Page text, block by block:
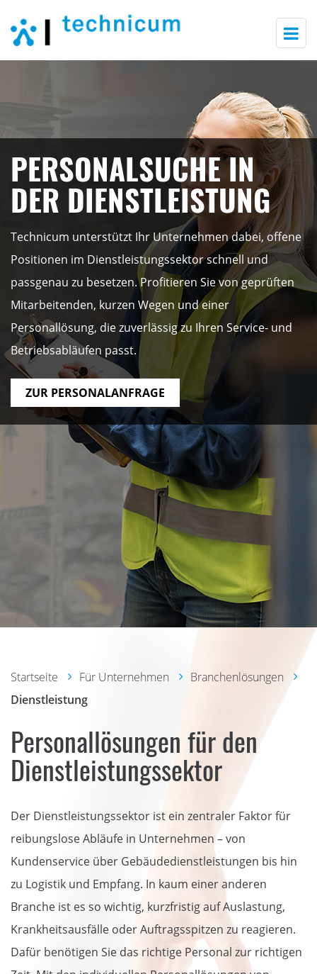
PERSONALSUCHE IN
DER DIENSTLEISTUNG
Technicum unterstützt Ihr Unternehmen dabei, offene
Positionen im Dienstleistungssektor schnell und
passgenau zu besetzen. Profitieren Sie von geprüften
Mitarbeitenden, kurzen Wegen und einer
Personallösung, die zuverlässig zu Ihren Service- und
Betriebsabläufen passt.
ZUR PERSONALANFRAGE
Startseite Für Unternehmen
Branchenlösungen
Dienstleistung
Personallösungen für den
Dienstleistungssektor
Der Dienstleistungssektor ist ein zentraler Faktor für
reibungslose Abläufe in Unternehmen – von
Kundenservice über Gebäudedienstleistungen bis hin
zu Logistik und Empfang. In kaum einer anderen
Branche ist es so wichtig, kurzfristig auf Auslastung,
Krankheitsausfälle oder Auftragsspitzen zu reagieren.
Dafür benötigen Sie das richtige Personal zur richtigen